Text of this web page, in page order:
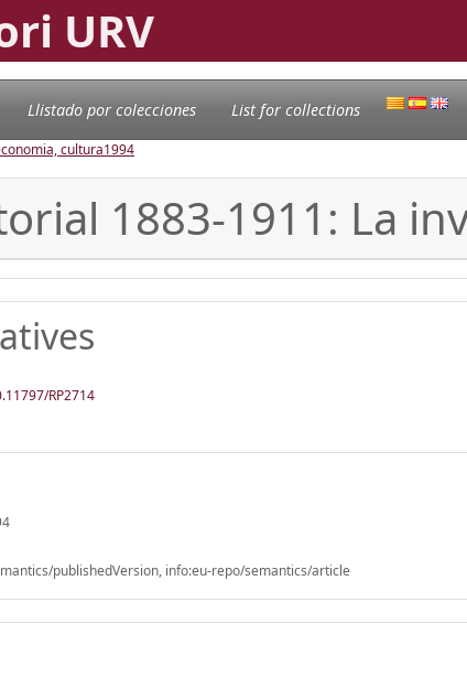
URV
Llistado por colecciones List for collections
cultura1994
1883-1911: La
RP2714
publishedVersion, info:eu-repo/semantics/article